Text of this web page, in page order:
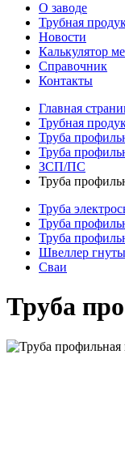
О заводе
Трубная
Новости
Калькулятор
Справочник
Контакты
Главная
Трубная
Труба
Труба
ЗСП/ПС
Труба
Труба
Труба
Труба
Швеллер
Сваи
Труба